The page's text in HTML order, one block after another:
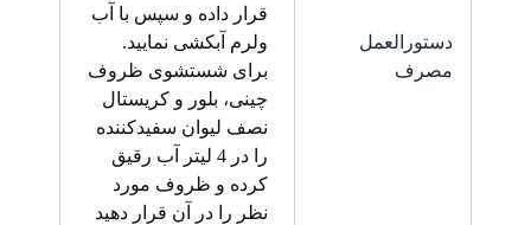
دستورالعمل
مصرف
قرار داده و سپس با آب
ولرم آبکشی نمایید.
برای شستشوی ظروف
چینی، بلور و کریستال
نصف لیوان سفیدکننده
را در 4 لیتر آب رقیق
کرده و ظروف مورد
نظر را در آن قرار دهید